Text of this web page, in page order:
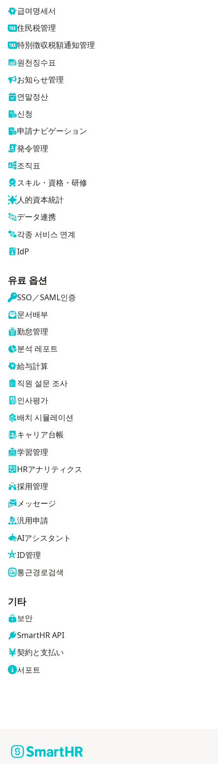
급여명세서
住民税管理
特別徴収税額通知管理
원천징수표
お知らせ管理
연말정산
신청
申請ナビゲーション
発令管理
조직표
スキル・資格・研修
人的資本統計
データ連携
각종 서비스 연계
IdP
유료 옵션
SSO／SAML인증
문서배부
勤怠管理
분석 레포트
給与計算
직원 설문 조사
인사평가
배치 시뮬레이션
キャリア台帳
学習管理
HRアナリティクス
採用管理
メッセージ
汎用申請
AIアシスタント
ID管理
통근경로검색
기타
보안
SmartHR API
契約と支払い
서포트